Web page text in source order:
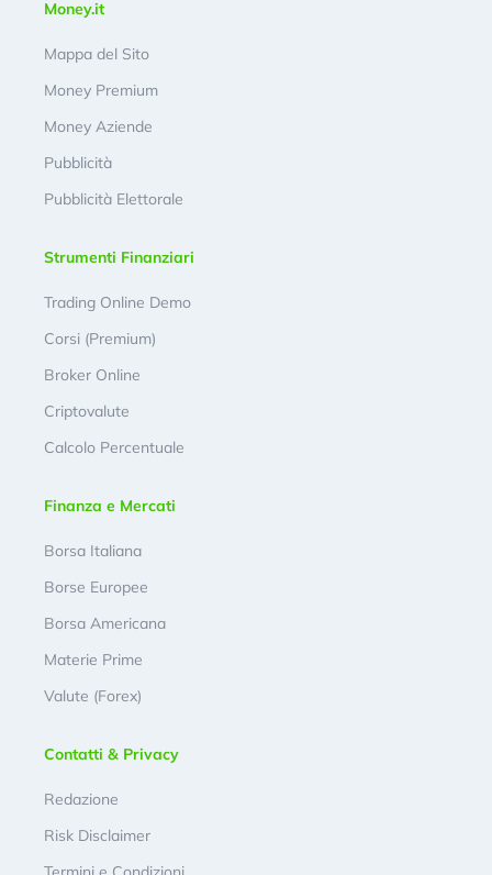
Money.it
Mappa del Sito
Money Premium
Money Aziende
Pubblicità
Pubblicità Elettorale
Strumenti Finanziari
Trading Online Demo
Corsi (Premium)
Broker Online
Criptovalute
Calcolo Percentuale
Finanza e Mercati
Borsa Italiana
Borse Europee
Borsa Americana
Materie Prime
Valute (Forex)
Contatti & Privacy
Redazione
Risk Disclaimer